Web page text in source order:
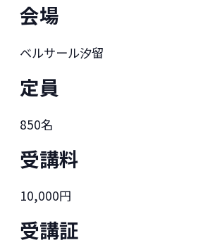
会場
ベルサール汐留
定員
850名
受講料
10,000円
受講証